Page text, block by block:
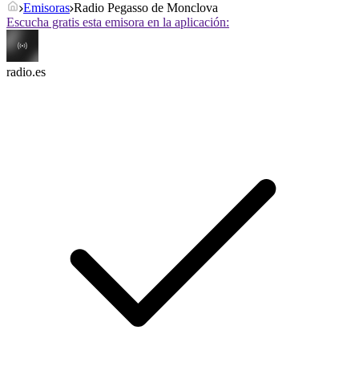
Emisoras Radio Pegasso de Monclova
Escucha gratis esta emisora en la aplicación:
radio.es